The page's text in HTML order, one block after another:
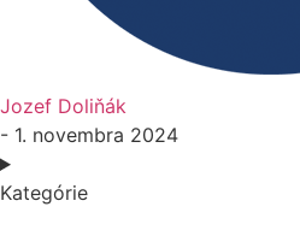
Jozef Doliňák
- 1. novembra 2024
Kategórie